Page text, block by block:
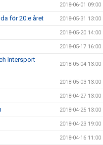
2018-06-01 09:00
för 20:e året 2018-05-31 13:00
2018-05-20 14:00
2018-05-17 16:00
Intersport
2018-05-04 13:00
2018-05-03 13:00
2018-04-27 13:00
2018-04-25 13:00
2018-04-23 19:00
2018-04-16 11:00